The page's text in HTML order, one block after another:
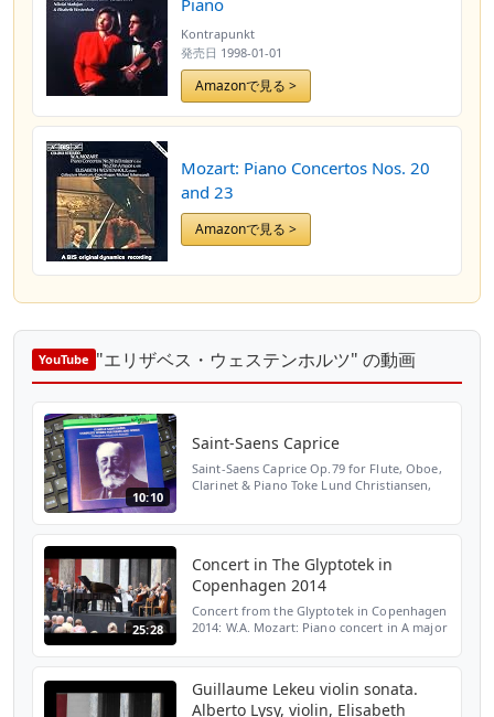
Piano
Kontrapunkt
発売日 1998-01-01
Amazonで見る >
Mozart: Piano Concertos Nos. 20
and 23
Amazonで見る >
YouTube "エリザベス・ウェステンホルツ" の動画
10:10
Saint-Saens Caprice
Saint-Saens Caprice Op.79 for Flute, Oboe,
Clarinet & Piano Toke Lund Christiansen,
25:28
Concert in The Glyptotek in
Copenhagen 2014
Concert from the Glyptotek in Copenhagen
2014: W.A. Mozart: Piano concert in A major
Guillaume Lekeu violin sonata.
Alberto Lysy, violin, Elisabeth